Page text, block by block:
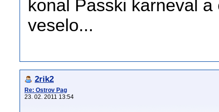
konal Passki karneval
veselo...
2rik2
Re: Ostrov Pag
23. 02. 2011 13:54